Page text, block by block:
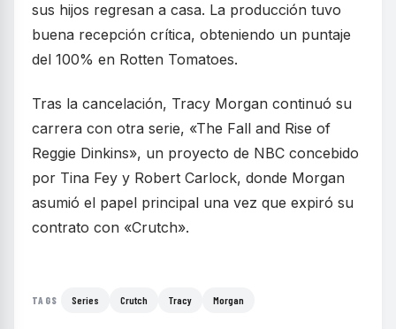
sus hijos regresan a casa. La producción tuvo
buena recepción crítica, obteniendo un puntaje
del 100% en Rotten Tomatoes.
Tras la cancelación, Tracy Morgan continuó su
carrera con otra serie, «The Fall and Rise of
Reggie Dinkins», un proyecto de NBC concebido
por Tina Fey y Robert Carlock, donde Morgan
asumió el papel principal una vez que expiró su
contrato con «Crutch».
TAGS Series Crutch Tracy Morgan